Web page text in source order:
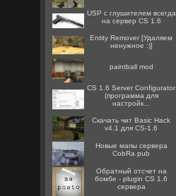
USP с глушителем всегда
на сервер CS 1.6
Entity Remover [Удаляем
ненужное :)]
paintball mod
CS 1.6 Server Configurator
(программа для
настройк...
Скачать чит Basic Hack
v4.1 для CS-1.6
Новые мапы сервера
CobRa pub
Обратный отсчет на
бомбе - plugin CS 1.6
сервера